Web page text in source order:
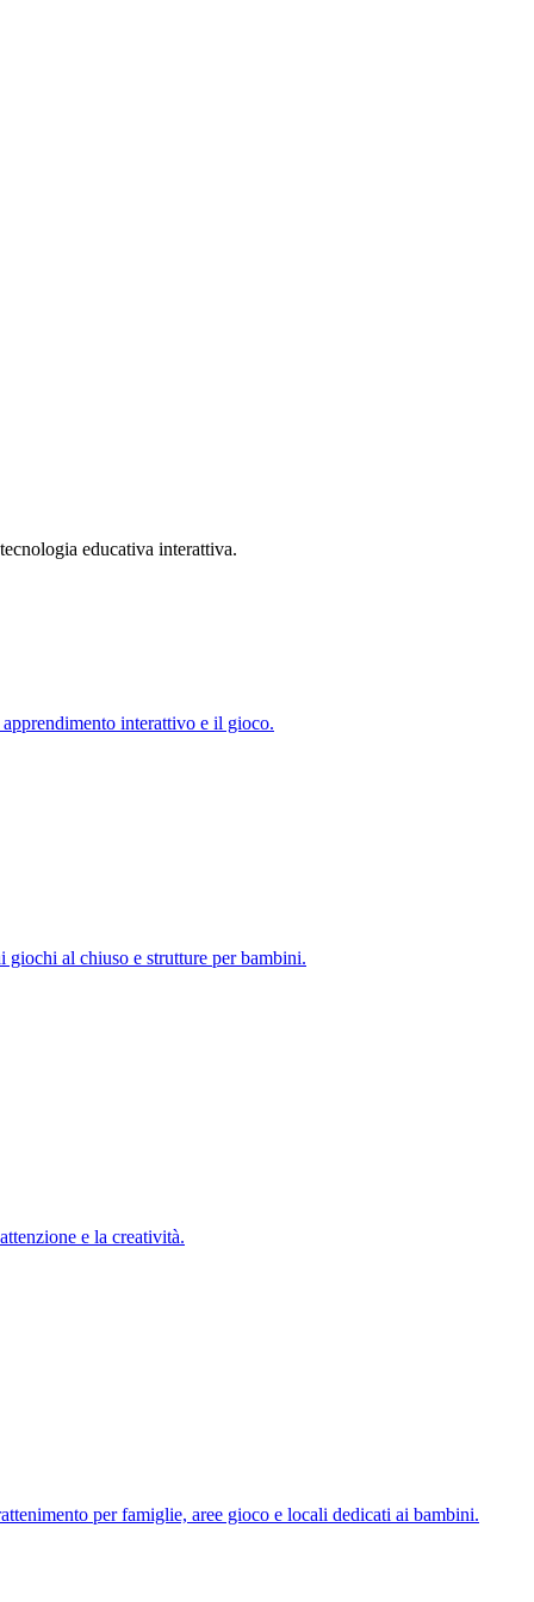
educativa interattiva.
interattivo e il gioco.
giochi al chiuso e strutture per bambini.
e la creatività.
per famiglie, aree gioco e locali dedicati ai bambini.